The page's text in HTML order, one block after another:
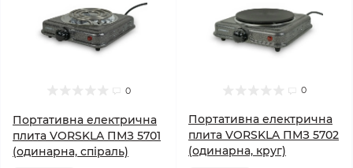
0
Портативна електрична
плита VORSKLA ПМЗ 5701
(одинарна, спіраль)
0
Портативна електрична
плита VORSKLA ПМЗ 5702
(одинарна, круг)